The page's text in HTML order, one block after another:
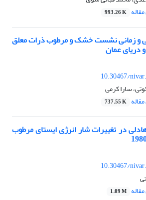
993.26 K
و زمانی نشست خشک و مرطوب ذرات معلق
دریای عمان
10.30467/
سارا کرمی
737.55 K
در تغییرات شار انرژی ایستای مرطوب
10.30467/
1.09 M